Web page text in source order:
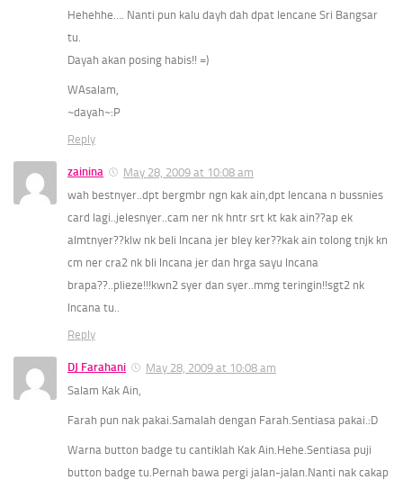
Hehehhe…. Nanti pun kalu dayh dah dpat lencane Sri Bangsar
tu.
Dayah akan posing habis!! =)
WAsalam,
~dayah~:P
Reply
zainina
May 28, 2009 at 10:08 am
wah bestnyer..dpt bergmbr ngn kak ain,dpt lencana n bussnies
card lagi..jelesnyer..cam ner nk hntr srt kt kak ain??ap ek
almtnyer??klw nk beli lncana jer bley ker??kak ain tolong tnjk kn
cm ner cra2 nk bli lncana jer dan hrga sayu lncana
brapa??..plieze!!!kwn2 syer dan syer..mmg teringin!!sgt2 nk
lncana tu..
Reply
DJ Farahani
May 28, 2009 at 10:08 am
Salam Kak Ain,
Farah pun nak pakai.Samalah dengan Farah.Sentiasa pakai.:D
Warna button badge tu cantiklah Kak Ain.Hehe.Sentiasa puji
button badge tu.Pernah bawa pergi jalan-jalan.Nanti nak cakap